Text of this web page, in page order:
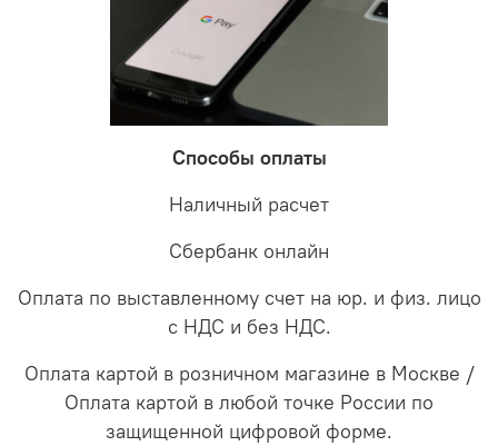
Способы оплаты
Наличный расчет
Сбербанк онлайн
Оплата по выставленному счет на юр. и физ. лицо
с НДС и без НДС.
Оплата картой в розничном магазине в Москве /
Оплата картой в любой точке России по
защищенной цифровой форме.